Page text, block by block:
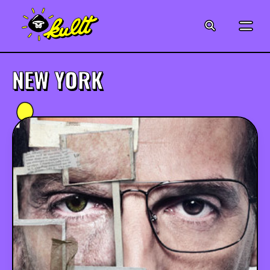
MUSIQUE
CRÉATION
ART
JEUX-VIDÉO
VINTAGE
NEW YORK